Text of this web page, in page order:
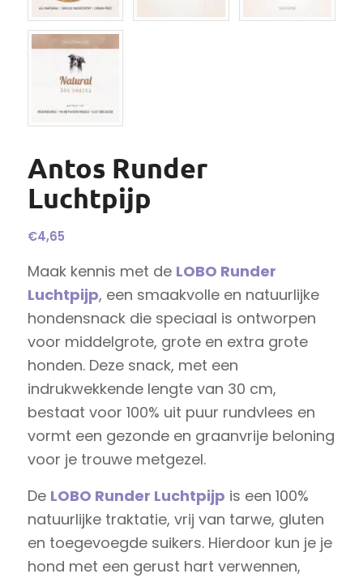
Antos Runder
Luchtpijp
€4,65
Maak kennis met de LOBO Runder
Luchtpijp, een smaakvolle en natuurlijke
hondensnack die speciaal is ontworpen
voor middelgrote, grote en extra grote
honden. Deze snack, met een
indrukwekkende lengte van 30 cm,
bestaat voor 100% uit puur rundvlees en
vormt een gezonde en graanvrije beloning
voor je trouwe metgezel.
De LOBO Runder Luchtpijp is een 100%
natuurlijke traktatie, vrij van tarwe, gluten
en toegevoegde suikers. Hierdoor kun je je
hond met een gerust hart verwennen,